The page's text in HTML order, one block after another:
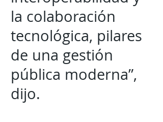
la colaboración
tecnológica, pilares
de una gestión
pública moderna”,
dijo.